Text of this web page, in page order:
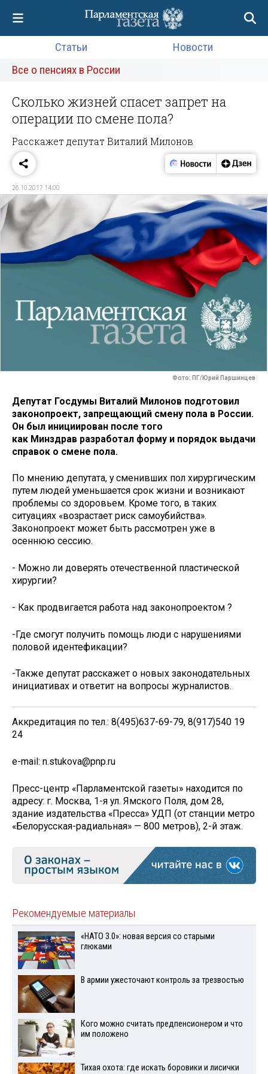
Статьи
Новости
Все о пенсиях в России
Сколько жизней спасет запрет на
операции по смене пола?
Расскажет депутат Виталий Милонов
26.10.2017 14:00
Фото: ПГ/Юрий Паршинцев
Депутат Госдумы Виталий Милонов подготовил
законопроект, запрещающий смену пола в России.
Он был инициирован после того
как Минздрав разработал форму и порядок выдачи
справок о смене пола.
По мнению депутата, у сменивших пол хирургическим
путем людей уменьшается срок жизни и возникают
проблемы со здоровьем. Кроме того, в таких
ситуациях «возрастает риск самоубийства».
Законопроект может быть рассмотрен уже в
осеннюю сессию.
- Можно ли доверять отечественной пластической
хирургии?
- Как продвигается работа над законопроектом ?
-Где смогут получить помощь люди с нарушениями
половой идентефикации?
-Также депутат расскажет о новых законодательных
инициативах и ответит на вопросы журналистов.
Аккредитация по тел.: 8(495)637-69-79, 8(917)540 19
24
e-mail: n.stukova@pnp.ru
Пресс-центр «Парламентской газеты» находится по
адресу: г. Москва, 1-я ул. Ямского Поля, дом 28,
здание издательства «Пресса» УДП (от станции метро
«Белорусская-радиальная» — 800 метров), 2-й этаж.
Рекомендуемые материалы
«НАТО 3.0»: новая версия со старыми
глюками
В армии ужесточают контроль за трезвостью
Кого можно считать предпенсионером и что
им положено
Тихая охота: где искать боровики и лисички